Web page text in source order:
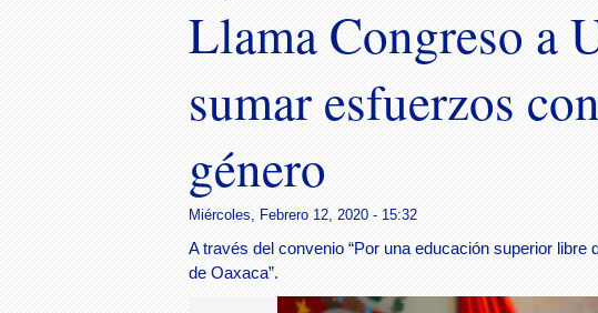
Llama Congreso a
sumar esfuerzos
género
Miércoles, Febrero 12, 2020 - 15:32
A través del convenio “Por una educación superior libre
de Oaxaca”.